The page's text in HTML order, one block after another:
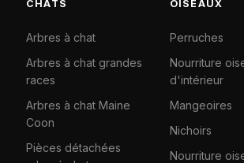
CHATS
Arbres à chat
Arbres à chat grandes
races
Arbres à chat Maine
Coon
Pièces détachées
OISEAUX
Perruches
Nourriture
d'intérieur
Mangeoires
Nichoirs
Nourriture